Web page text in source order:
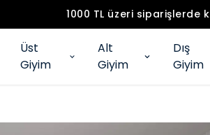
1000 TL üzeri siparişlerde
Üst
Giyim
Alt
Giyim
Dış
Giyim